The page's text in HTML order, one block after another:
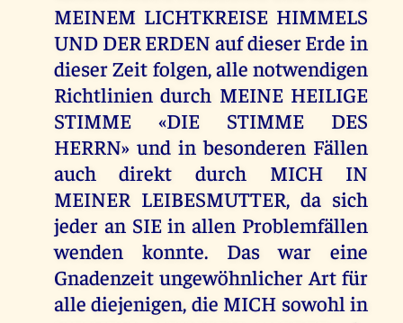
MEINEM LICHTKREISE HIMMELS
UND DER ERDEN auf dieser Erde in
dieser Zeit folgen, alle notwendigen
Richtlinien durch MEINE HEILIGE
STIMME «DIE STIMME DES
HERRN» und in besonderen Fällen
auch direkt durch MICH IN
MEINER LEIBESMUTTER, da sich
jeder an SIE in allen Problemfällen
wenden konnte. Das war eine
Gnadenzeit ungewöhnlicher Art für
alle diejenigen, die MICH sowohl in